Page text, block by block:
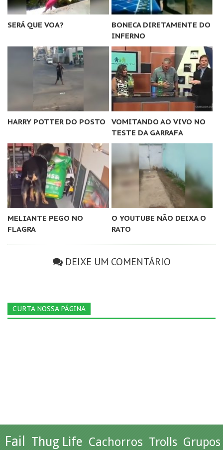
SERÁ QUE VOA?
BONECA DIRETAMENTE DO
INFERNO
HARRY POTTER DO POSTO
VOMITANDO AO VIVO NO
TESTE DA GARRAFA
MELIANTE PEGO NO
FLAGRA
O YOUTUBE NÃO DEIXA O
RATO
DEIXE UM COMENTÁRIO
CURTA NOSSA PÁGINA
Fail Thug Life Cachorros Trolls Grupos